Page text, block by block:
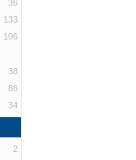
36
133
106
38
86
34
2